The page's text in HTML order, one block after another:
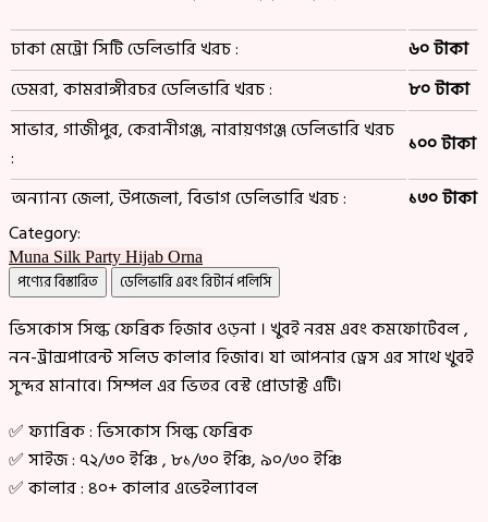
ঢাকা মেট্রো সিটি ডেলিভারি খরচ :
৬০ টাকা
ডেমরা, কামরাঙ্গীরচর ডেলিভারি খরচ :
৮০ টাকা
সাভার, গাজীপুর, কেরানীগঞ্জ, নারায়ণগঞ্জ ডেলিভারি খরচ
:
১০০ টাকা
অন্যান্য জেলা, উপজেলা, বিভাগ ডেলিভারি খরচ :
১৩০ টাকা
Category:
Muna Silk Party Hijab Orna
পণ্যের বিস্তারিত ডেলিভারি এবং রিটার্ন পলিসি
ভিসকোস সিল্ক ফেব্রিক হিজাব ওড়না । খুবই নরম এবং কমফোর্টেবল ,
নন-ট্রান্সপারেন্ট সলিড কালার হিজাব। যা আপনার ড্রেস এর সাথে খুবই
সুন্দর মানাবে। সিম্পল এর ভিতর বেস্ট প্রোডাক্ট এটি।
✅ ফ্যাব্রিক : ভিসকোস সিল্ক ফেব্রিক
✅ সাইজ : ৭২/৩০ ইঞ্চি , ৮১/৩০ ইঞ্চি, ৯০/৩০ ইঞ্চি
✅ কালার : ৪০+ কালার এভেইল্যাবল